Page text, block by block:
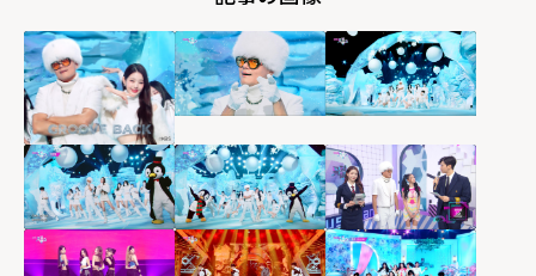
面" width="304"
height="203"
loading="lazy"
fetchpriority="h
igh">